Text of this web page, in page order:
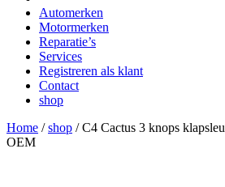
Automerken
Motormerken
Reparatie’s
Services
Registreren als klant
Contact
shop
Home /shop /C4 Cactus 3 knops
OEM